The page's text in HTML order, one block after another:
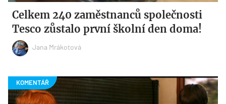
Celkem 240 zaměstnanců společnosti
Tesco zůstalo první školní den doma!
Jana Mrákotová